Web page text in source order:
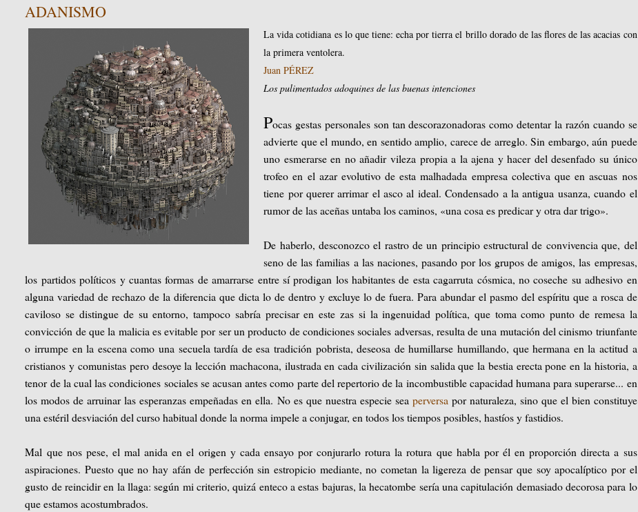
ADANISMO
La vida cotidiana es lo que tiene: echa por tierra el brillo dorado de las flores de las acacias con
la primera ventolera.
Juan PÉREZ
Los pulimentados adoquines de las buenas intenciones
Pocas gestas personales son tan descorazonadoras como detentar la razón cuando se
advierte que el mundo, en sentido amplio, carece de arreglo. Sin embargo, aún puede
uno esmerarse en no añadir vileza propia a la ajena y hacer del desenfado su único
trofeo en el azar evolutivo de esta malhadada empresa colectiva que en ascuas nos
tiene por querer arrimar el asco al ideal. Condensado a la antigua usanza, cuando el
rumor de las aceñas untaba los caminos, «una cosa es predicar y otra dar trigo».
De haberlo, desconozco el rastro de un principio estructural de convivencia que, del
seno de las familias a las naciones, pasando por los grupos de amigos, las empresas,
los partidos políticos y cuantas formas de amarrarse entre sí prodigan los habitantes de esta cagarruta cósmica, no coseche su adhesivo en
alguna variedad de rechazo de la diferencia que dicta lo de dentro y excluye lo de fuera. Para abundar el pasmo del espíritu que a rosca de
caviloso se distingue de su entorno, tampoco sabría precisar en este zas si la ingenuidad política, que toma como punto de remesa la
convicción de que la malicia es evitable por ser un producto de condiciones sociales adversas, resulta de una mutación del cinismo triunfante
o irrumpe en la escena como una secuela tardía de esa tradición pobrista, deseosa de humillarse humillando, que hermana en la actitud a
cristianos y comunistas pero desoye la lección machacona, ilustrada en cada civilización sin salida que la bestia erecta pone en la historia, a
tenor de la cual las condiciones sociales se acusan antes como parte del repertorio de la incombustible capacidad humana para superarse... en
los modos de arruinar las esperanzas empeñadas en ella. No es que nuestra especie sea perversapor naturaleza, sino que el bien constituye
una estéril desviación del curso habitual donde la norma impele a conjugar, en todos los tiempos posibles, hastíos y fastidios.
Mal que nos pese, el mal anida en el origen y cada ensayo por conjurarlo rotura la rotura que habla por él en proporción directa a sus
aspiraciones. Puesto que no hay afán de perfección sin estropicio mediante, no cometan la ligereza de pensar que soy apocalíptico por el
gusto de reincidir en la llaga: según mi criterio, quizá enteco a estas bajuras, la hecatombe sería una capitulación demasiado decorosa para lo
que estamos acostumbrados.